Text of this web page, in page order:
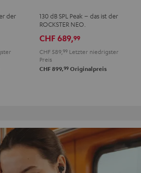
der
130 dB SPL Peak – das ist der
ROCKSTER NEO.
CHF 689,99
CHF 589, 99 Letzter niedrigster
Preis
CHF 899,99 Originalpreis